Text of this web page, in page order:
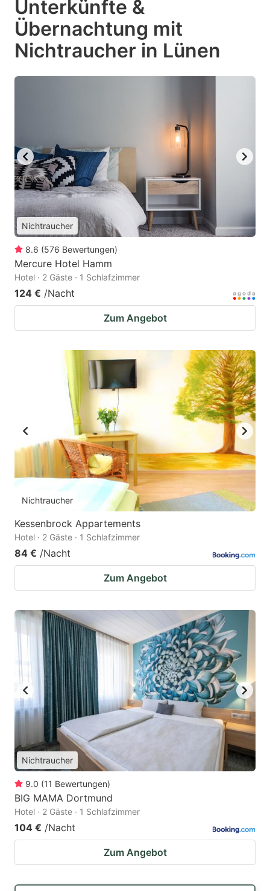
Unterkünfte &
Übernachtung mit
Nichtraucher in Lünen
Nichtraucher
8.6 (576 Bewertungen)
Mercure Hotel Hamm
Hotel · 2 Gäste · 1 Schlafzimmer
124 € /Nacht
Zum Angebot
Nichtraucher
Kessenbrock Appartements
Hotel · 2 Gäste · 1 Schlafzimmer
84 € /Nacht
Zum Angebot
Nichtraucher
9.0 (11 Bewertungen)
BIG MAMA Dortmund
Hotel · 2 Gäste · 1 Schlafzimmer
104 € /Nacht
Zum Angebot